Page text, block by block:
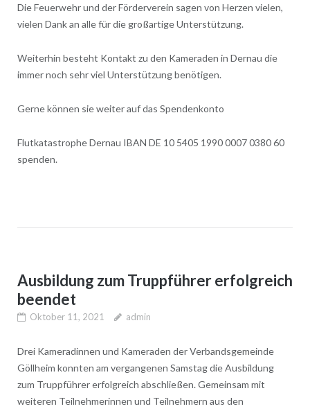
Die Feuerwehr und der Förderverein sagen von Herzen vielen,
vielen Dank an alle für die großartige Unterstützung.
Weiterhin besteht Kontakt zu den Kameraden in Dernau die
immer noch sehr viel Unterstützung benötigen.
Gerne können sie weiter auf das Spendenkonto
Flutkatastrophe Dernau IBAN DE 10 5405 1990 0007 0380 60
spenden.
Ausbildung zum Truppführer erfolgreich
beendet
Oktober 11, 2021 admin
Drei Kameradinnen und Kameraden der Verbandsgemeinde
Göllheim konnten am vergangenen Samstag die Ausbildung
zum Truppführer erfolgreich abschließen. Gemeinsam mit
weiteren Teilnehmerinnen und Teilnehmern aus den